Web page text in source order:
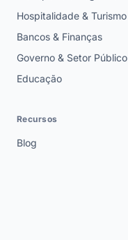
Hospitalidade & Turismo
Bancos & Finanças
Governo & Setor Público
Educação
Recursos
Blog